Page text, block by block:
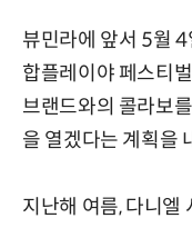
뷰민라에 앞서 5월
합플레이야 페스티
브랜드와의 콜라보
을 열겠다는 계획을
지난해 여름, 다니엘